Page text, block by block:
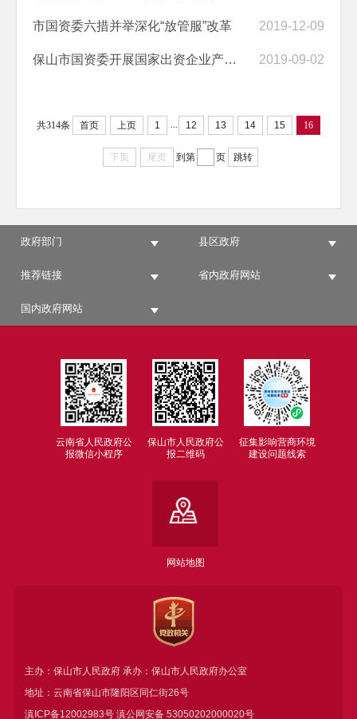
市国资委六措并举深化“放管服”改革 2019-12-09
保山市国资委开展国家出资企业产权登记检查整改工作 2019-09-02
共314条 首页 上页 1 ... 12 13 14 15 16
下页 尾页 到第 页 跳转
政府部门 县区政府
推荐链接 省内政府网站
国内政府网站
云南省人民政府公
报微信小程序
保山市人民政府公
报二维码
征集影响营商环境
建设问题线索
网站地图
主办：保山市人民政府 承办：保山市人民政府办公室
地址：云南省保山市隆阳区同仁街26号
滇ICP备12002983号滇公网安备 53050202000020号